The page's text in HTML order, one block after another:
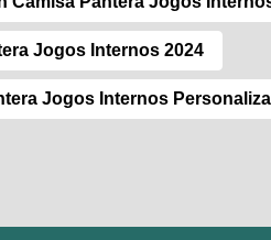
Jogos Internos 2024
Jogos Internos